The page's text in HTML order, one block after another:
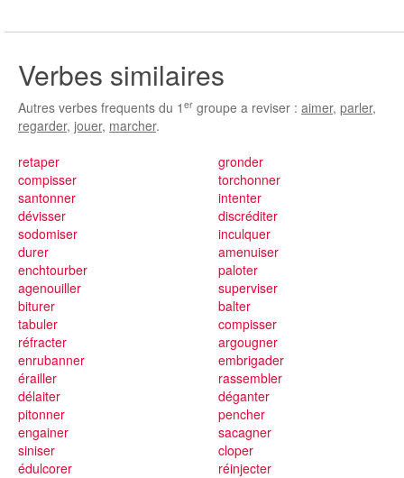
Verbes similaires
Autres verbes frequents du 1 er groupe a reviser : aimer, parler,
regarder, jouer, marcher.
retaper
compisser
santonner
dévisser
sodomiser
durer
enchtourber
agenouiller
biturer
gronder
torchonner
intenter
discréditer
inculquer
amenuiser
paloter
superviser
balter
tabuler
réfracter
enrubanner
érailler
délaiter
pitonner
engainer
siniser
édulcorer
compisser
argougner
embrigader
rassembler
déganter
pencher
sacagner
cloper
réinjecter